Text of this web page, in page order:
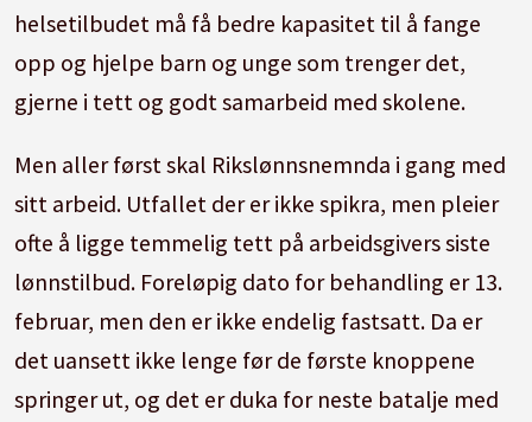
helsetilbudet må få bedre kapasitet til å fange
opp og hjelpe barn og unge som trenger det,
gjerne i tett og godt samarbeid med skolene.
Men aller først skal Rikslønnsnemnda i gang med
sitt arbeid. Utfallet der er ikke spikra, men pleier
ofte å ligge temmelig tett på arbeidsgivers siste
lønnstilbud. Foreløpig dato for behandling er 13.
februar, men den er ikke endelig fastsatt. Da er
det uansett ikke lenge før de første knoppene
springer ut, og det er duka for neste batalje med